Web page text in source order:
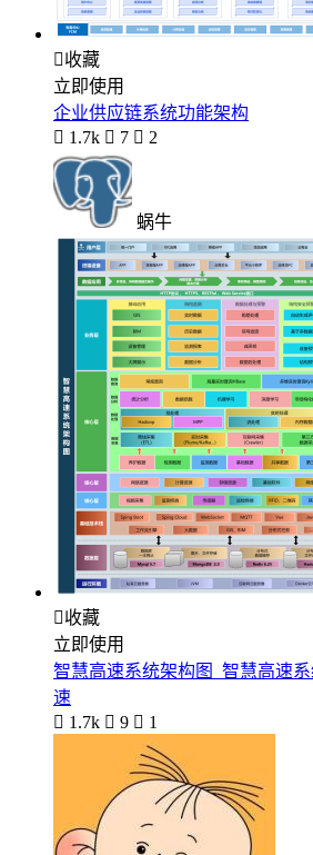
收藏
立即使用
企业供应链系统功能架构
 1.7k  7  2
蜗牛
收藏
立即使用
智慧高速系统架构图_智慧高速
速
 1.7k  9  1